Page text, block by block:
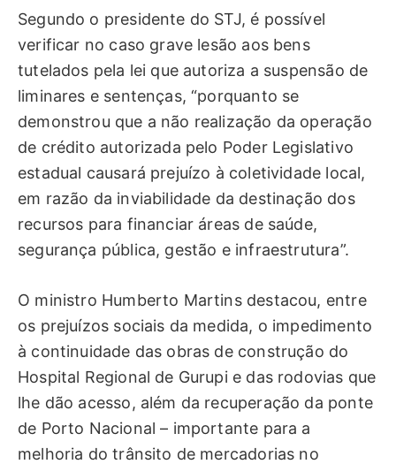
Segundo o presidente do STJ, é possível
verificar no caso grave lesão aos bens
tutelados pela lei que autoriza a suspensão de
liminares e sentenças, “porquanto se
demonstrou que a não realização da operação
de crédito autorizada pelo Poder Legislativo
estadual causará prejuízo à coletividade local,
em razão da inviabilidade da destinação dos
recursos para financiar áreas de saúde,
segurança pública, gestão e infraestrutura”.
O ministro Humberto Martins destacou, entre
os prejuízos sociais da medida, o impedimento
à continuidade das obras de construção do
Hospital Regional de Gurupi e das rodovias que
lhe dão acesso, além da recuperação da ponte
de Porto Nacional – importante para a
melhoria do trânsito de mercadorias no